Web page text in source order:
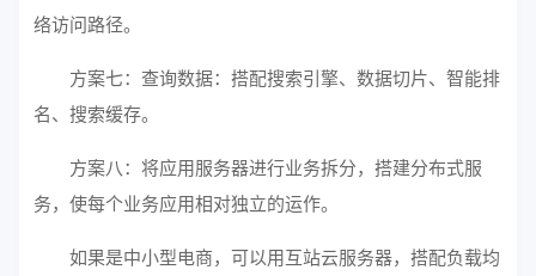
络访问路径。
方案七：查询数据：搭配搜索引擎、数据切片、智能排
名、搜索缓存。
方案八：将应用服务器进行业务拆分，搭建分布式服
务，使每个业务应用相对独立的运作。
如果是中小型电商，可以用互站云服务器，搭配负载均